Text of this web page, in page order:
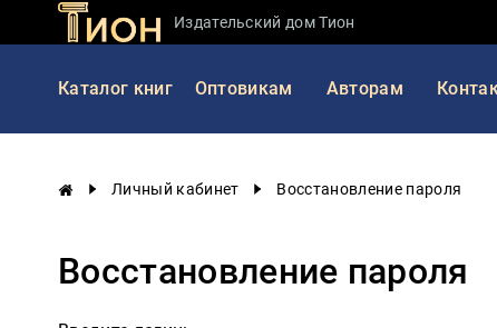
Издательский дом Тион
Каталог книг Оптовикам Авторам
Личный кабинет Восстановление пароля
Восстановление пароля
Занимательная
наука
История
Экономика